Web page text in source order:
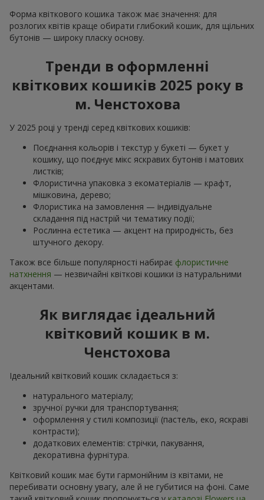
Форма квіткового кошика також має значення: для
розлогих квітів краще обирати глибокий кошик, для щільних
бутонів — широку пласку основу.
Тренди в оформленні
квіткових кошиків 2025 року в
м. Ченстохова
У 2025 році у тренді серед квіткових кошиків:
Поєднання кольорів і текстур у букеті — букет у
кошику, що поєднує мікс яскравих бутонів і матових
листків;
Флористична упаковка з екоматеріалів — крафт,
мішковина, дерево;
Флористика на замовлення — індивідуальне
складання під настрій чи тематику події;
Рослинна естетика — акцент на природність, без
штучного декору.
Також все більше популярності набирає флористичне
натхнення — незвичайні квіткові кошики із натуральними
акцентами.
Як виглядає ідеальний
квітковий кошик в м.
Ченстохова
Ідеальний квітковий кошик складається з:
натурального матеріалу;
зручної ручки для транспортування;
оформлення у стилі композиції (пастель, еко, яскраві
контрасти);
додаткових елементів: стрічки, пакування,
декоративна фурнітура.
Квітковий кошик має бути гармонійним із квітами, не
перебивати основну увагу, але й не губитися на фоні. Саме